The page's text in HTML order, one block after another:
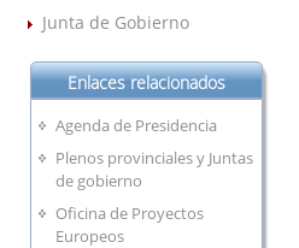
Junta de Gobierno
Enlaces relacionados
Agenda de Presidencia
Plenos provinciales y Juntas
de gobierno
Oficina de Proyectos
Europeos